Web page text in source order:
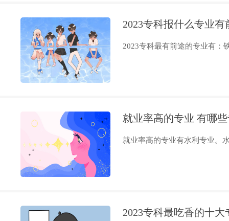
2023专科报什么专业
2023专科最有前途的专业有：
就业率高的专业 有哪
就业率高的专业有水利专业。
2023专科最吃香的十